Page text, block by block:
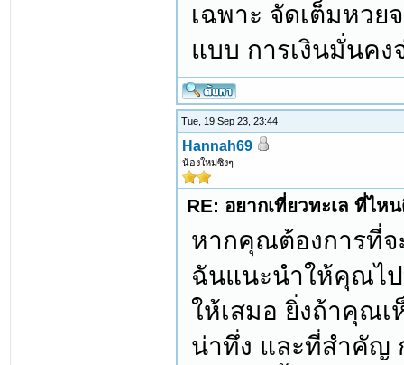
เฉพาะ จัดเต็มหว
แบบ การเงินมั่นค
Tue, 19 Sep 23, 23:44
Hannah69
น้องใหม่ซิงๆ
RE: อยากเที่ยวทะเล ที่ไห
หากคุณต้องการที่จ
ฉันแนะนำให้คุณไป
ให้เสมอ ยิ่งถ้าคุณเ
น่าทึ่ง และที่สำคัญ